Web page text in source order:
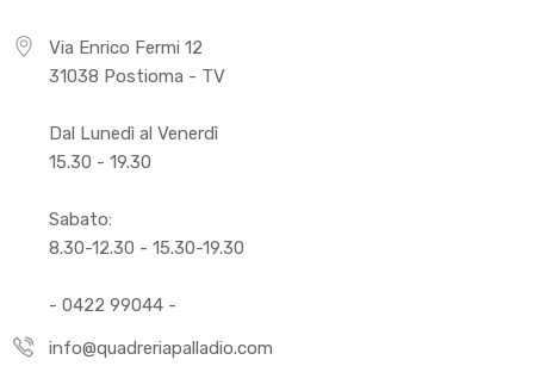
Via Enrico Fermi 12
31038 Postioma - TV
Dal Lunedì al Venerdì
15.30 - 19.30
Sabato:
8.30-12.30 - 15.30-19.30
- 0422 99044 -
info@quadreriapalladio.com